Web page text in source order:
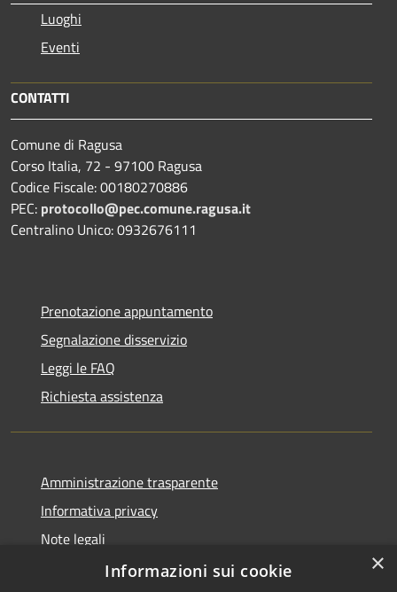
Luoghi
Eventi
CONTATTI
Comune di Ragusa
Corso Italia, 72 - 97100 Ragusa
Codice Fiscale: 00180270886
PEC: protocollo@pec.comune.ragusa.it
Centralino Unico: 0932676111
Prenotazione appuntamento
Segnalazione disservizio
Leggi le FAQ
Richiesta assistenza
Amministrazione trasparente
Informativa privacy
Note legali
Dichiarazione di accessibilità
×
Informazioni sui cookie